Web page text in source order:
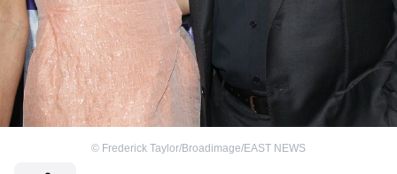
© Frederick Taylor/Broadimage/EAST NEWS